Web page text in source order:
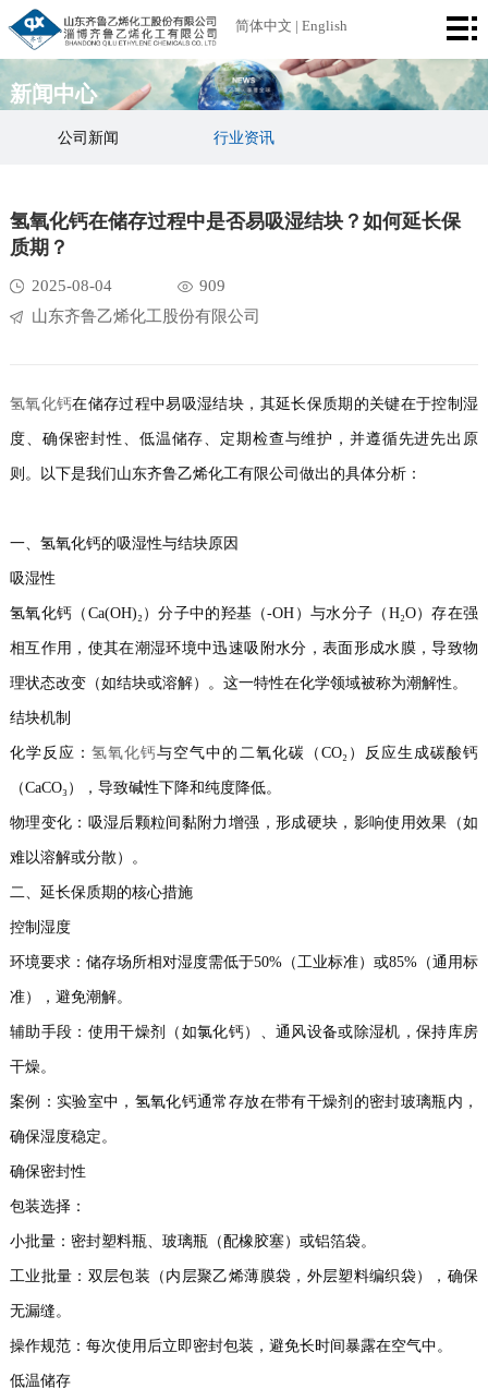
简体中文 English
首
页
公
介
中
区
备
荣
资
新
闻
联
们
新闻中心
公司新闻 行业资讯
氢氧化钙在储存过程中是否易吸湿结块？如何延长保
质期？
2025-08-04
909
山东齐鲁乙烯化工股份有限公司
氢氧化钙在储存过程中易吸湿结块，其延长保质期的关键在于控制湿
度、确保密封性、低温储存、定期检查与维护，并遵循先进先出原
则。以下是我们山东齐鲁乙烯化工有限公司做出的具体分析：
一、氢氧化钙的吸湿性与结块原因
吸湿性
氢氧化钙（Ca(OH)₂）分子中的羟基（-OH）与水分子（H₂O）存在强
相互作用，使其在潮湿环境中迅速吸附水分，表面形成水膜，导致物
理状态改变（如结块或溶解）。这一特性在化学领域被称为潮解性。
结块机制
化学反应：氢氧化钙与空气中的二氧化碳（CO₂）反应生成碳酸钙
（CaCO₃），导致碱性下降和纯度降低。
物理变化：吸湿后颗粒间黏附力增强，形成硬块，影响使用效果（如
难以溶解或分散）。
二、延长保质期的核心措施
控制湿度
环境要求：储存场所相对湿度需低于50%（工业标准）或85%（通用标
准），避免潮解。
辅助手段：使用干燥剂（如氯化钙）、通风设备或除湿机，保持库房
干燥。
案例：实验室中，氢氧化钙通常存放在带有干燥剂的密封玻璃瓶内，
确保湿度稳定。
确保密封性
包装选择：
小批量：密封塑料瓶、玻璃瓶（配橡胶塞）或铝箔袋。
工业批量：双层包装（内层聚乙烯薄膜袋，外层塑料编织袋），确保
无漏缝。
操作规范：每次使用后立即密封包装，避免长时间暴露在空气中。
低温储存